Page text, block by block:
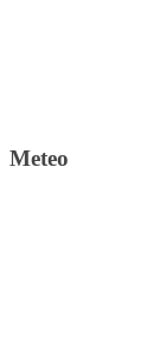
Meteo